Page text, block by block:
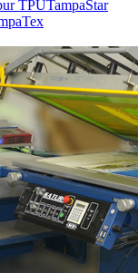
TPUTampaStar